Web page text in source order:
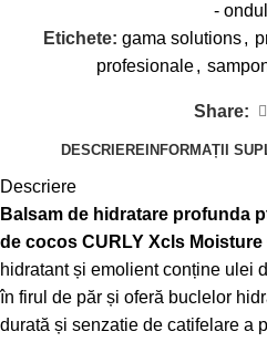
-
Etichete: gama solutions,
profesionale ,
Share:
DESCRIERE INFORMAȚII
Descriere
Balsam de hidratare profunda
de cocos CURLY Xcls Moisture
hidratant și emolient conține ulei
în firul de păr și oferă buclelor
durată și senzatie de catifelare a